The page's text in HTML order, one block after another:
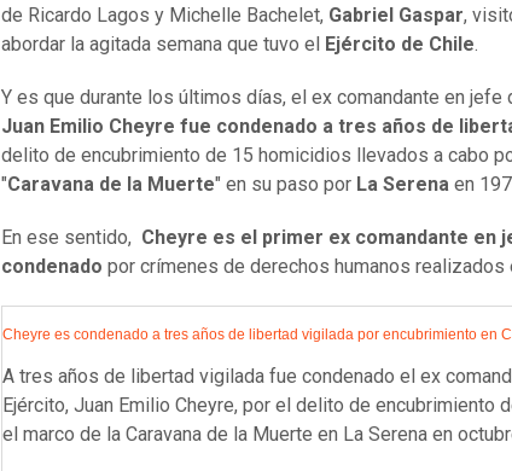
de Ricardo Lagos y Michelle Bachelet, Gabriel Gaspar,
abordar la agitada semana que tuvo el
Ejército de Chile.
Y es que durante los últimos días, el ex comandante en jefe
Juan Emilio Cheyre fue condenado a tres años de
delito de encubrimiento de 15 homicidios llevados a cabo
"Caravana de la Muerte" en su paso por La Serena en
En ese sentido, Cheyre es el primer ex comandante en
condenado por crímenes de derechos humanos realizados
Cheyre es condenado a tres años de libertad vigilada por encubrimiento en
A tres años de libertad vigilada fue condenado el ex
Ejército, Juan Emilio Cheyre, por el delito de encubrimiento
el marco de la Caravana de la Muerte en La Serena en